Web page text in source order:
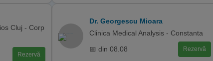
Cluj - Corp
Rezervă
Dr. Georgescu Mioara
Clinica Medical Analysis - Constanta
📅 din 08.08 Rezervă